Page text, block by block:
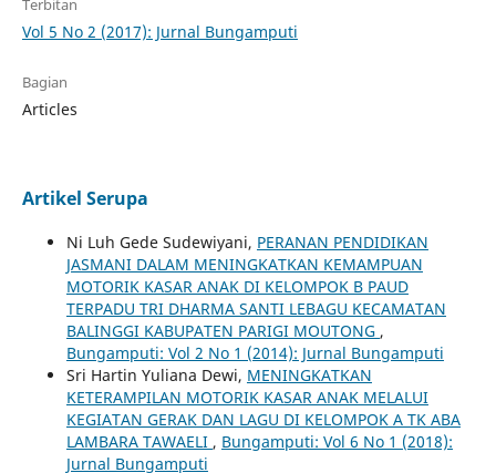
Vol 5 No 2 (2017): Jurnal Bungamputi
Bagian
Articles
Artikel Serupa
Ni Luh Gede Sudewiyani, PERANAN PENDIDIKAN
JASMANI DALAM MENINGKATKAN KEMAMPUAN
MOTORIK KASAR ANAK DI KELOMPOK B PAUD
TERPADU TRI DHARMA SANTI LEBAGU KECAMATAN
BALINGGI KABUPATEN PARIGI MOUTONG ,
Bungamputi: Vol 2 No 1 (2014): Jurnal Bungamputi
Sri Hartin Yuliana Dewi, MENINGKATKAN
KETERAMPILAN MOTORIK KASAR ANAK MELALUI
KEGIATAN GERAK DAN LAGU DI KELOMPOK A TK ABA
LAMBARA TAWAELI , Bungamputi: Vol 6 No 1 (2018):
Jurnal Bungamputi